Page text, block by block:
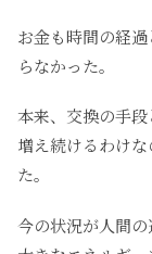
お金も時間の経
らなかった。
本来、交換の手
増え続けるわけ
た。
今の状況が人間